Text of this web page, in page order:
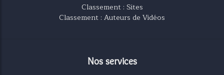
Classement : Sites
Classement : Auteurs de Vidéos
Nos services